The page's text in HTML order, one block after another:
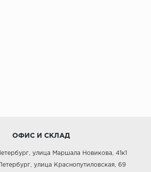
ОФИС И СКЛАД
улица Маршала Новикова, 41к1
улица Краснопутиловская, 69